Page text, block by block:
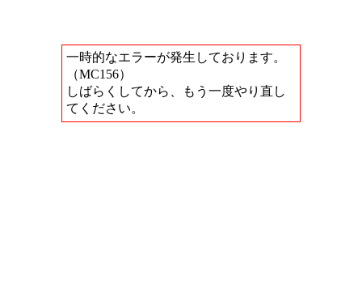
一時的なエラーが発生しております。
（MC156）
しばらくしてから、もう一度やり直し
てください。